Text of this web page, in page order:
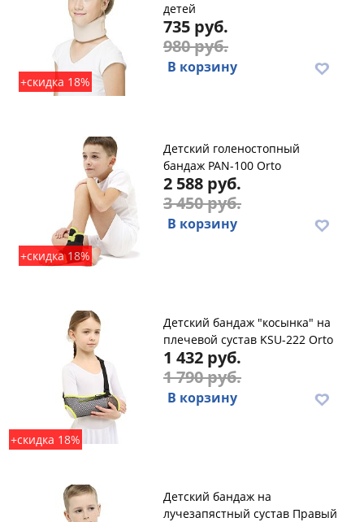
+скидка 18%
детей
735 руб.
980 руб.
В корзину
+скидка 18%
Детский голеностопный
бандаж PAN-100 Orto
2 588 руб.
3 450 руб.
В корзину
+скидка 18%
Детский бандаж "косынка" на
плечевой сустав KSU-222 Orto
1 432 руб.
1 790 руб.
В корзину
Детский бандаж на
лучезапястный сустав Правый